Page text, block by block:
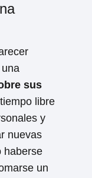
sus
libre
y
nuevas
haberse
un